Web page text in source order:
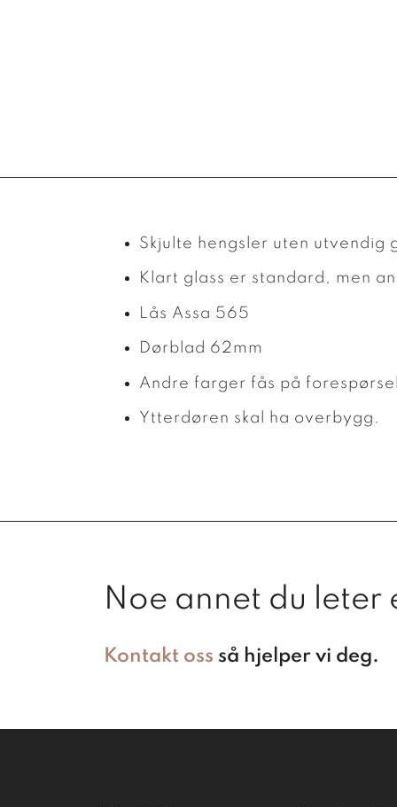
Skjulte hengsler uten utvendig
Klart glass er standard, men
Lås Assa 565
Dørblad 62mm
Andre farger fås på forespørsel
Ytterdøren skal ha overbygg.
Noe annet du leter
Kontakt oss så hjelper vi deg.